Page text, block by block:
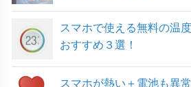
スマホで使える無料の温
おすすめ３選！
スマホが熱い＋電池も異